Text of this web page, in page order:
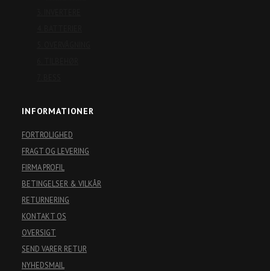
INFORMATIONER
FORTROLIGHED
FRAGT OG LEVERING
FIRMA PROFIL
BETINGELSER & VILKÅR
RETURNERING
KONTAKT OS
OVERSIGT
SEND VARER RETUR
NYHEDSMAIL